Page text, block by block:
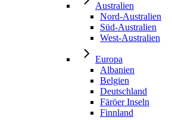
Australien
Nord-Australien
Süd-Australien
West-Australien
Europa
Albanien
Belgien
Deutschland
Färöer Inseln
Finnland